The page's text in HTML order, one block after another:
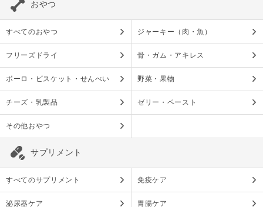
おやつ
すべてのおやつ ジャーキー（肉・魚）
フリーズドライ 骨・ガム・アキレス
ボーロ・ビスケット・せんべい 野菜・果物
チーズ・乳製品 ゼリー・ペースト
その他おやつ
サプリメント
すべてのサプリメント 免疫ケア
泌尿器ケア 胃腸ケア